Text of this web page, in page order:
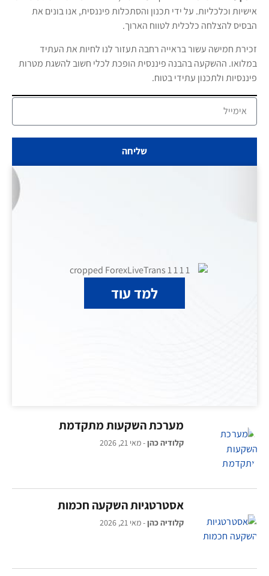
שליחה
למד עוד
מערכת השקעות מתקדמת
קלודיה כהן מאי 21, 2026
אסטרטגיות השקעה חכמות
קלודיה כהן מאי 21, 2026
אישיות וכלכליות. על ידי תכנון והסתכלות פיננסית, אנו בונים את
הבסיס להצלחה כלכלית לטווח הארוך.
זכירת חמישה עשור בראייה רחבה תעזור לנו לחיות את העתיד
במלואו. ההשקעה בהבנה פיננסית הופכת לכלי חשוב להשגת מטרות
פיננסיות ולתכנון עתידי בטוח.